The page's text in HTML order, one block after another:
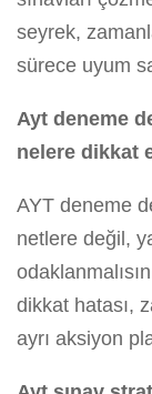
seyrek,
sürece uyum
Ayt deneme
nelere dikkat
AYT deneme
netlere değil,
dikkat hatası,
ayrı aksiyon